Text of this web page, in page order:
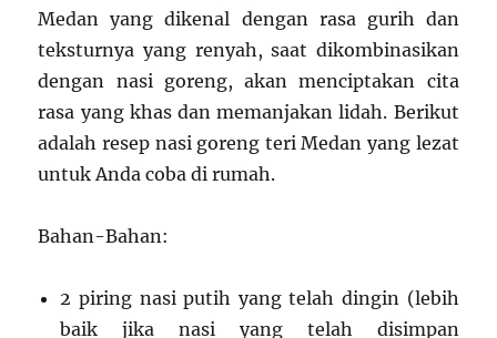
Medan yang dikenal dengan rasa gurih dan
teksturnya yang renyah, saat dikombinasikan
dengan nasi goreng, akan menciptakan cita
rasa yang khas dan memanjakan lidah. Berikut
adalah resep nasi goreng teri Medan yang lezat
untuk Anda coba di rumah.
Bahan-Bahan:
2 piring nasi putih yang telah dingin (lebih
baik jika nasi yang telah disimpan